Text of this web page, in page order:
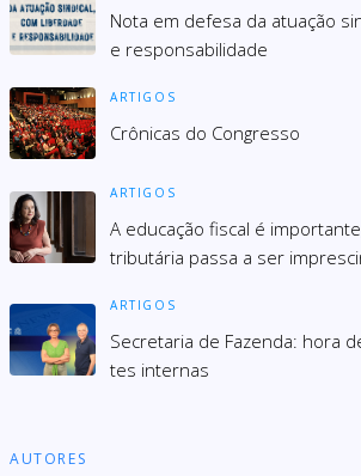
Nota em defesa da atuação
e responsabilidade
ARTIGOS
Crônicas do Congresso
ARTIGOS
A educação fiscal é
tributária passa a ser
ARTIGOS
Secre­ta­ria de Fazenda: hora
tes inter­nas
AUTORES